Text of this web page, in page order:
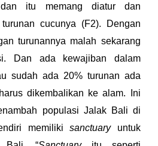
dan itu memang diatur dan
cucunya (F2). Dengan
turunannya malah sekarang
Dan ada kewajiban dalam
sudah ada 20% turunan ada
dikembalikan ke alam. Ini
populasi Jalak Bali di
memilikisanctuaryuntuk